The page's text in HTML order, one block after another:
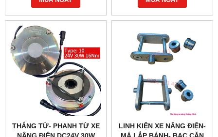
THẮNG TỪ- PHANH TỪ XE
LINH KIỆN XE NÂNG ĐIỆN-